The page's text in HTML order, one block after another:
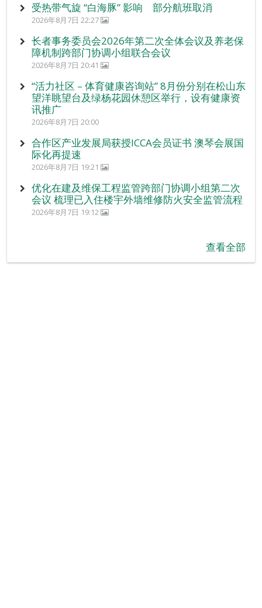
受热带气旋 “白海豚” 影响 部分航班取消
2026年8月7日 22:27
长者事务委员会2026年第二次全体会议及养老保
障机制跨部门协调小组联合会议
2026年8月7日 20:41
“活力社区 – 体育健康咨询站” 8月份分别在松山东
望洋眺望台及绿杨花园休憩区举行，设有健康资
讯推广
2026年8月7日 20:00
合作区产业发展局获授ICCA会员证书 澳琴会展国
际化再提速
2026年8月7日 19:21
优化在建及维保工程监管跨部门协调小组第二次
会议 梳理已入住楼宇外墙维修防火安全监管流程
2026年8月7日 19:12
查看全部